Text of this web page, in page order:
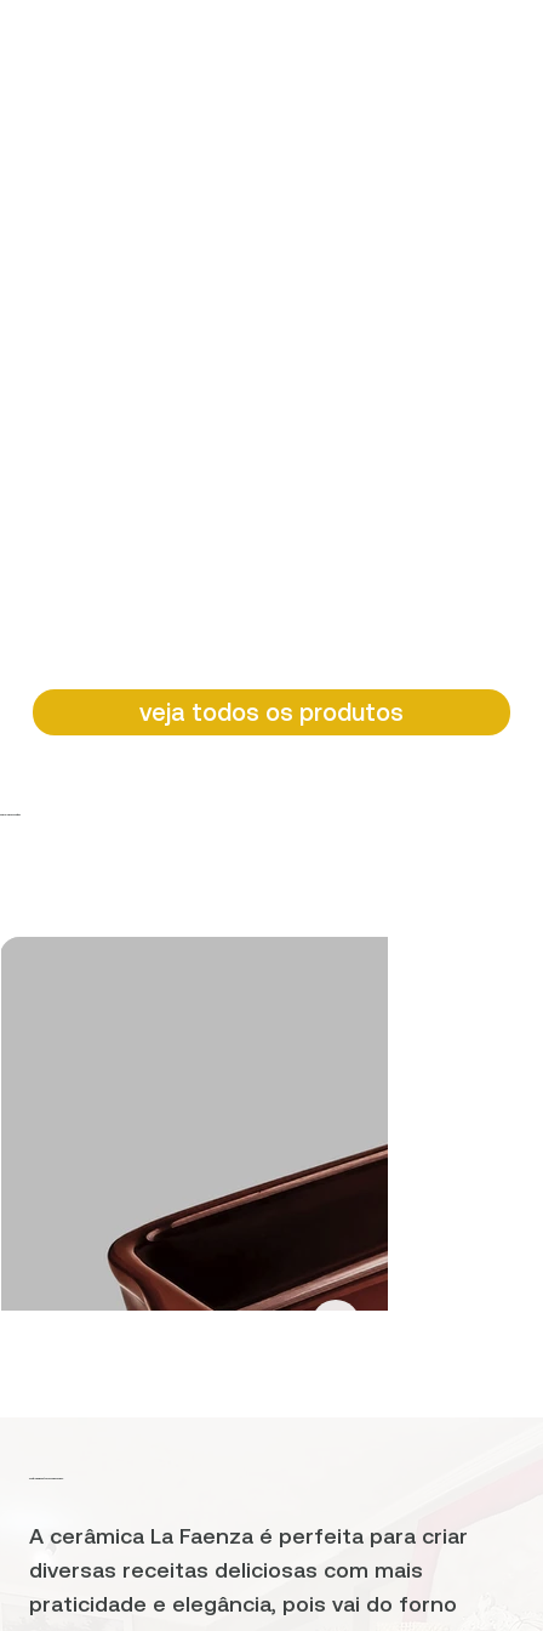
Os mais procurados
veja todos os produtos
Tradição que atravessa gerações.
A cerâmica La Faenza é perfeita para criar
diversas receitas deliciosas com mais
praticidade e elegância, pois vai do forno